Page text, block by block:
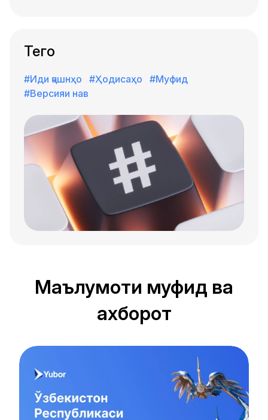
Тегҳо
#Иди ҷашнҳо #Ҳодисаҳо
#Муфид
#Версияи нав
Маълумоти муфид ва
ахборот